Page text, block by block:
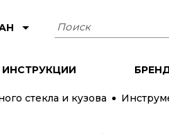
Поиск
ИНСТРУКЦИИ
стекла и кузова